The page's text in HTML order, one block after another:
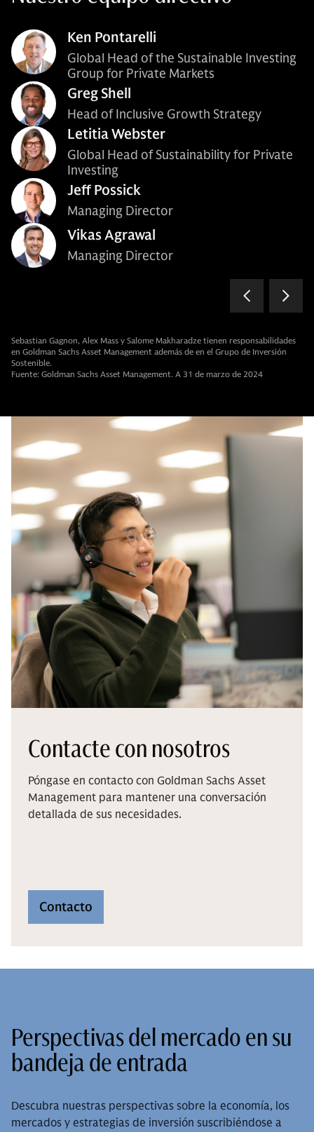
Ken Pontarelli
Global Head of the Sustainable Investing
Group for Private Markets
Greg Shell
Head of Inclusive Growth Strategy
Letitia Webster
Global Head of Sustainability for Private
Investing
Jeff Possick
Managing Director
Vikas Agrawal
Managing Director
Sebastian Gagnon, Alex Mass y Salome Makharadze tienen responsabilidades
en Goldman Sachs Asset Management además de en el Grupo de Inversión
Sostenible.
Fuente: Goldman Sachs Asset Management. A 31 de marzo de 2024
Contacte con nosotros
Póngase en contacto con Goldman Sachs Asset
Management para mantener una conversación
detallada de sus necesidades.
Contacto
Perspectivas del mercado en su
bandeja de entrada
Descubra nuestras perspectivas sobre la economía, los
mercados y estrategias de inversión suscribiéndose a